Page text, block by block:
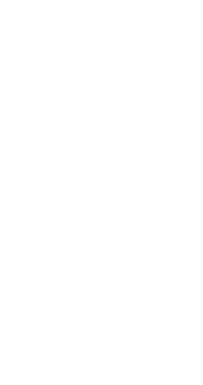
vielfältige Angebot